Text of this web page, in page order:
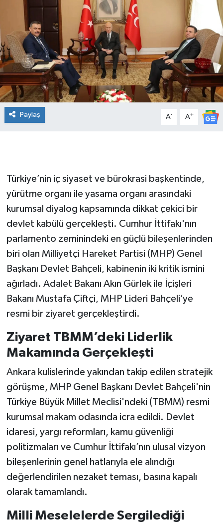
Paylaş A- A+
Türkiye’nin iç siyaset ve bürokrasi başkentinde,
yürütme organı ile yasama organı arasındaki
kurumsal diyalog kapsamında dikkat çekici bir
devlet kabülü gerçekleşti. Cumhur İttifakı'nın
parlamento zeminindeki en güçlü bileşenlerinden
biri olan Milliyetçi Hareket Partisi (MHP) Genel
Başkanı Devlet Bahçeli, kabinenin iki kritik ismini
ağırladı. Adalet Bakanı Akın Gürlek ile İçişleri
Bakanı Mustafa Çiftçi, MHP Lideri Bahçeli’ye
resmi bir ziyaret gerçekleştirdi.
Ziyaret TBMM’deki Liderlik
Makamında Gerçekleşti
Ankara kulislerinde yakından takip edilen stratejik
görüşme, MHP Genel Başkanı Devlet Bahçeli'nin
Türkiye Büyük Millet Meclisi'ndeki (TBMM) resmi
kurumsal makam odasında icra edildi. Devlet
idaresi, yargı reformları, kamu güvenliği
politizmaları ve Cumhur İttifakı’nın ulusal vizyon
bileşenlerinin genel hatlarıyla ele alındığı
değerlendirilen nezaket teması, basına kapalı
olarak tamamlandı.
Milli Meselelerde Sergilediği